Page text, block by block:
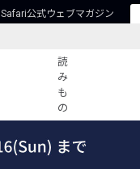
Safari公式ウェブマガジン
読
み
も
の